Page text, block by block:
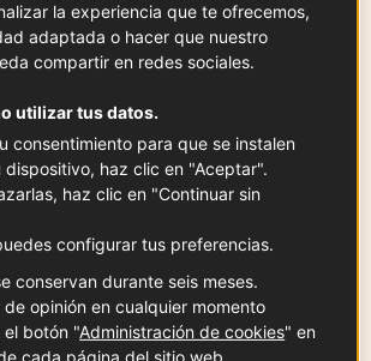
de Tahití
1Ver la ficha
de chocolate negro para
Ver la ficha
la experiencia que te ofrecemos,
adaptada o hacer que nuestro
compartir en redes sociales.
utilizar tus datos.
consentimiento para que se instalen
dispositivo, haz clic en "Aceptar".
haz clic en "Continuar sin
configurar tus preferencias.
conservan durante seis meses.
opinión en cualquier momento
el botón "Administración de cookies" en